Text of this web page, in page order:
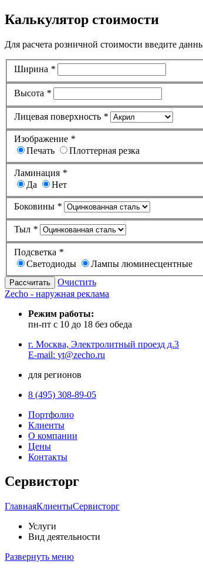
Калькулятор стоимости
Для расчета розничной стоимости введите
Ширина *
Высота *
Лицевая поверхность *
Изображение *
Печать
Плоттерная резка
Ламинация *
Да
Нет
Боковины *
Тыл *
Подсветка *
Светодиоды
Лампы люминесцентные
Очистить
Zecho - наружная реклама
Режим работы:
пн-пт с 10 до 18 без обеда
г. Москва, Электролитный проезд д.3
E-mail: yt@zecho.ru
для регионов
8 (495) 308-89-05
Портфолио
Клиенты
О компании
Цены
Контакты
Сервисторг
ГлавнаяКлиентыСервисторг
Услуги
Вид деятельности
Развернуть меню